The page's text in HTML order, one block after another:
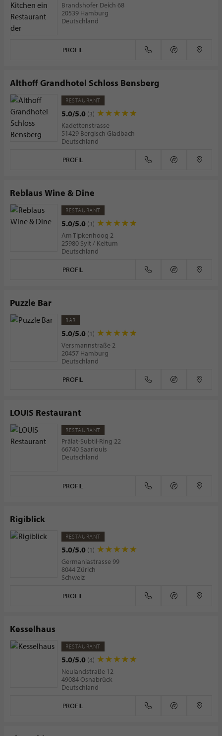
Brandshofer Deich 68
20539 Hamburg
Deutschland
PROFIL
Althoff Grandhotel Schloss Bensberg
RESTAURANT
5.0/5.0 (3)
Kadettenstrasse
51429 Bergisch Gladbach
Deutschland
PROFIL
Reblaus Wine & Dine
RESTAURANT
5.0/5.0 (3)
Am Tipkenhoog 2
25980 Sylt / Keitum
Deutschland
PROFIL
Puzzle Bar
BAR
5.0/5.0 (1)
Versmannstraße 2
20457 Hamburg
Deutschland
PROFIL
LOUIS Restaurant
RESTAURANT
Prälat-Subtil-Ring 22
66740 Saarlouis
Deutschland
PROFIL
Rigiblick
RESTAURANT
5.0/5.0 (1)
Germaniastrasse 99
8044 Zürich
Schweiz
PROFIL
Kesselhaus
RESTAURANT
5.0/5.0 (4)
Neulandstraße 12
49084 Osnabrück
Deutschland
PROFIL